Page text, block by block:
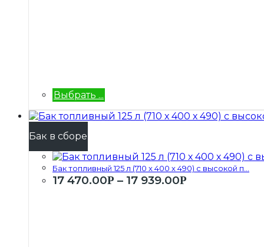
Выбрать ...
Бак в сборе
Бак топливный 125 л (710 х 400 х 490) с высокой п...
17 470.00Р – 17 939.00Р